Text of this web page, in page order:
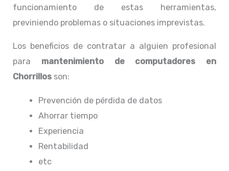
funcionamiento de estas herramientas,
previniendo problemas o situaciones imprevistas.
Los beneficios de contratar a alguien profesional
para mantenimiento de computadores en
Chorrillos son:
Prevención de pérdida de datos
Ahorrar tiempo
Experiencia
Rentabilidad
etc